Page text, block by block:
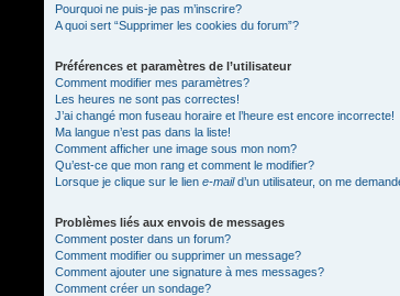
Pourquoi ne puis-je pas m’inscrire?
A quoi sert “Supprimer les cookies du forum”?
Préférences et paramètres de l’utilisateur
Comment modifier mes paramètres?
Les heures ne sont pas correctes!
J’ai changé mon fuseau horaire et l’heure est encore incorrecte!
Ma langue n’est pas dans la liste!
Comment afficher une image sous mon nom?
Qu’est-ce que mon rang et comment le modifier?
Lorsque je clique sur le lien e-maild’un utilisateur, on me
Problèmes liés aux envois de messages
Comment poster dans un forum?
Comment modifier ou supprimer un message?
Comment ajouter une signature à mes messages?
Comment créer un sondage?